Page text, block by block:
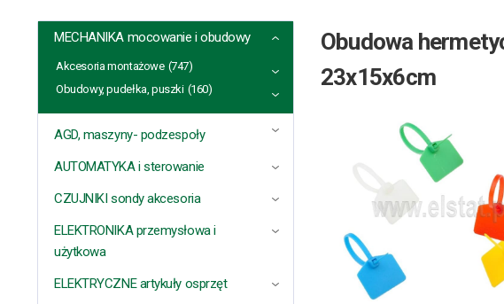
AGD, maszyny- podzespoły
AUTOMATYKA i sterowanie
CZUJNIKI sondy akcesoria
ELEKTRONIKA przemysłowa i
użytkowa
ELEKTRYCZNE artykuły osprzęt
MECHANIKA mocowanie i obudowy
Akcesoria montażowe (747)
Obudowy, pudełka, puszki (160)
Obudowa
23x15x6cm